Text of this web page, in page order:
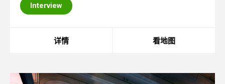
Interview
详情 看地图